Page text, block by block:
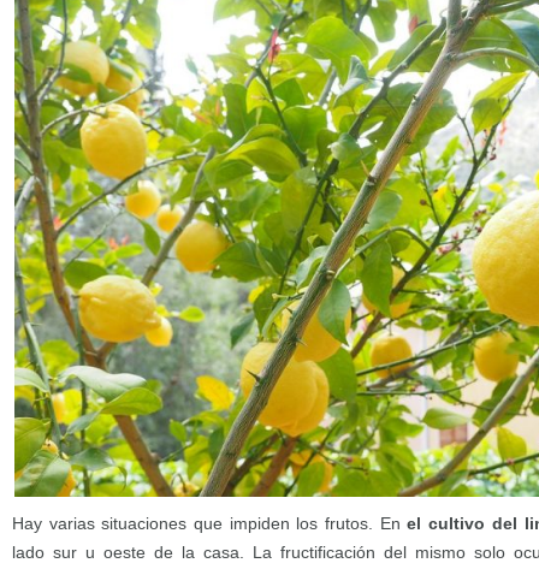
Hay varias situaciones que impiden los frutos. En el cultivo del
lado sur u oeste de la casa. La fructificación del mismo solo